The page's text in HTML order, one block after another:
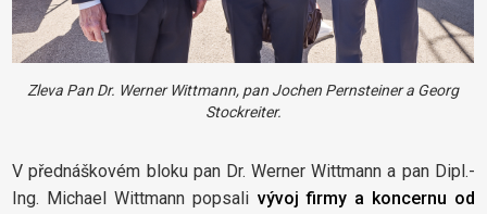
Zleva Pan Dr. Werner Wittmann, pan Jochen Pernsteiner a Georg
Stockreiter.
V přednáškovém bloku pan Dr. Werner Wittmann a pan Dipl.-
Ing. Michael Wittmann popsali vývoj firmy a koncernu od